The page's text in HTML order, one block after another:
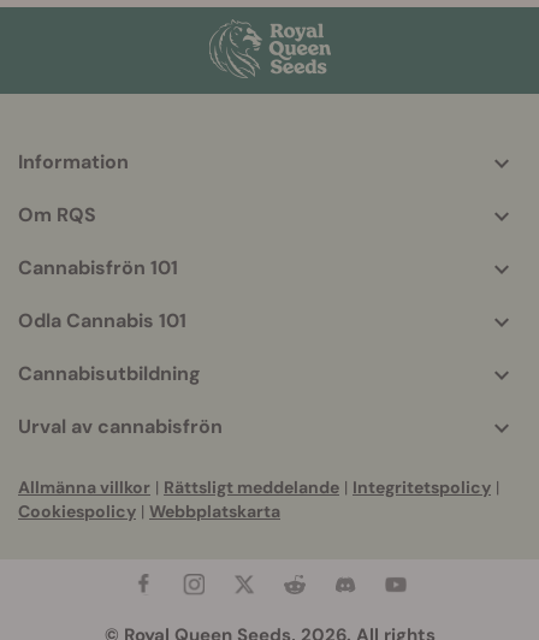
More
info
Information
Om RQS
Cannabisfrön 101
Odla Cannabis 101
Cannabisutbildning
Urval av cannabisfrön
Allmänna villkor | Rättsligt meddelande | Integritetspolicy |
Cookiespolicy | Webbplatskarta
© Royal Queen Seeds, 2026. All rights